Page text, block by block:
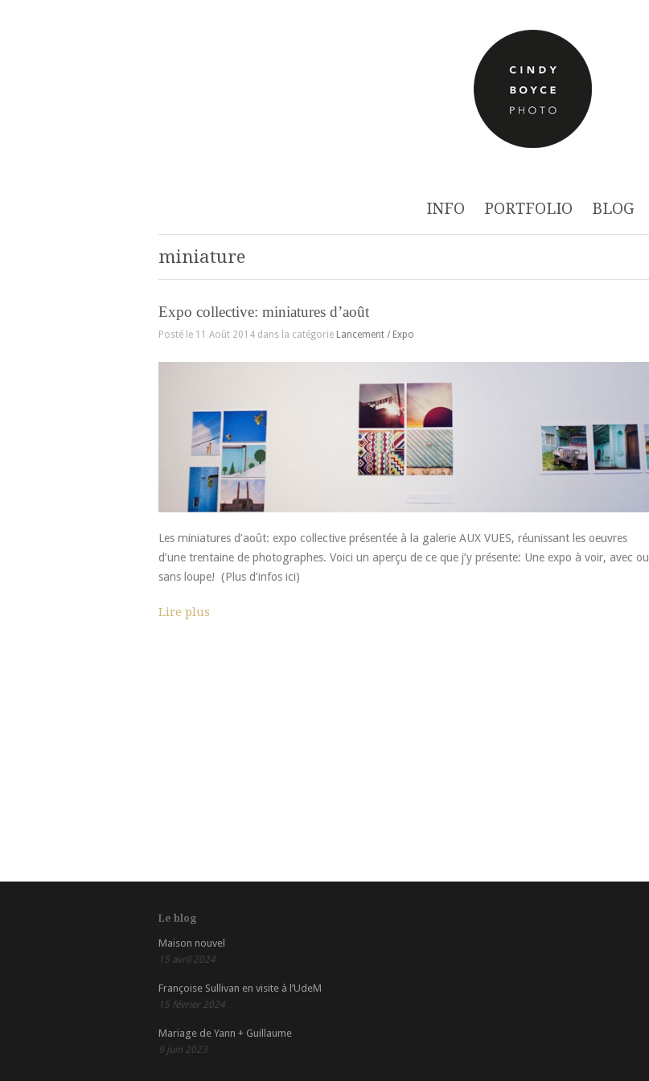
INFO PORTFOLIO BLOG
miniature
Expo collective: miniatures d’août
Posté le 11 Août 2014 dans la catégorie Lancement / Expo
Les miniatures d’août: expo collective présentée à la galerie AUX VUES, réunissant les oeuvres
d’une trentaine de photographes. Voici un aperçu de ce que j’y présente: Une expo à voir, avec ou
sans loupe! (Plus d’infos ici)
Lire plus
Le blog
Maison nouvel
15 avril 2024
Françoise Sullivan en visite à l’UdeM
15 février 2024
Mariage de Yann + Guillaume
9 juin 2023